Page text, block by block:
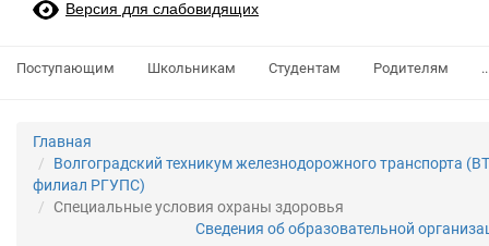
Версия для слабовидящих
Поступающим Школьникам Студентам Родителям
Главная
Волгоградский техникум железнодорожного транспорта
филиал РГУПС)
Специальные условия охраны здоровья
Сведения об образовательной